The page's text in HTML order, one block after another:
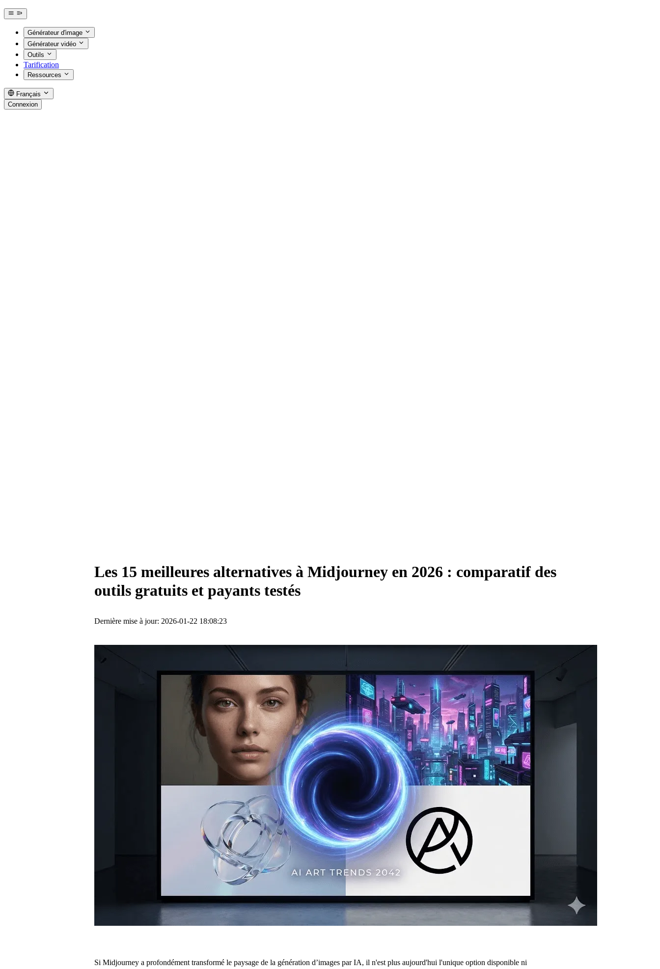
Générateur d'image
Générateur vidéo
Outils
Tarification
Ressources
Français
Connexion
Les 15 meilleures alternatives à Midjourney en 2026 : comparatif des
outils gratuits et payants testés
Dernière mise à jour: 2026-01-22 18:08:23
Si Midjourney a profondément transformé le paysage de la génération d’images par IA, il n'est plus aujourd'hui l'unique option disponible ni